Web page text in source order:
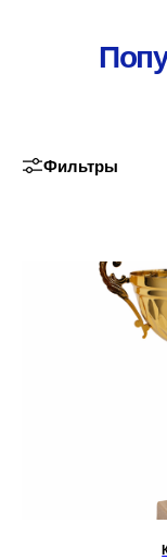
Фильтры